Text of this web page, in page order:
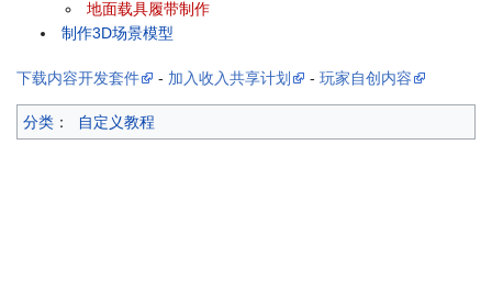
地面载具履带制作
制作3D场景模型
下载内容开发套件 - 加入收入共享计划 - 玩家自创内容
分类 ： 自定义教程